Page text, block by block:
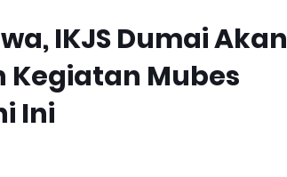
IKJS Dumai Akan
Mubes
Ini